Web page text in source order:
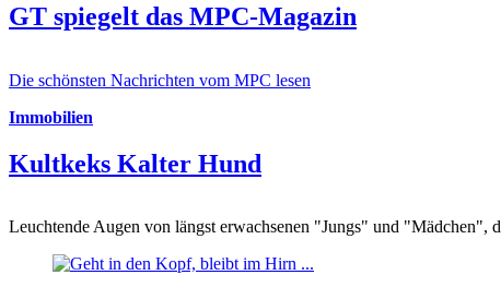
GT spiegelt das MPC-Magazin
Die schönsten Nachrichten vom MPC lesen
Immobilien
Kultkeks Kalter Hund
Leuchtende Augen von längst erwachsenen "Jungs" und